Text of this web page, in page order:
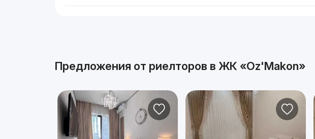
Предложения от риелторов в ЖК «Oz'Makon»